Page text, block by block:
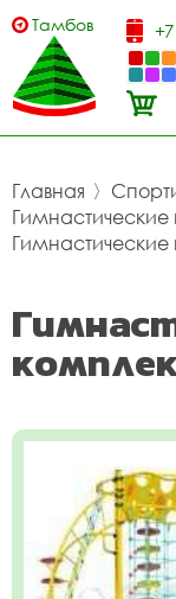
Тамбов
Главная 〉